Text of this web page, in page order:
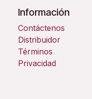
Información
Contáctenos
Distribuidor
Términos
Privacidad